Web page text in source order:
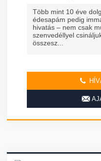
Több mint 10 éve
édesapám pedig
hivatás – nem csak
szenvedéllyel
összesz...